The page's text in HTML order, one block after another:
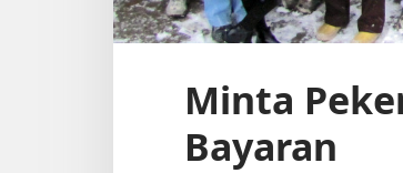
Minta
Bayaran